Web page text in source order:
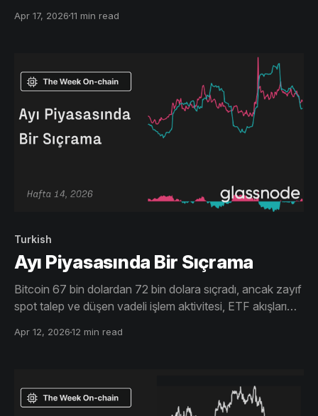
ve temkinli opsiyon pozisyonlanması, güçlü bir inançtan
Apr 17, 202611 min read
Turkish
Ayı Piyasasında Bir Sıçrama
Bitcoin 67 bin dolardan 72 bin dolara sıçradı, ancak zayıf
spot talep ve düşen vadeli işlem aktivitesi, ETF akışları
toparlanmanın hâlâ güçlü bir inançtan yoksun olduğunu
Apr 12, 202612 min read